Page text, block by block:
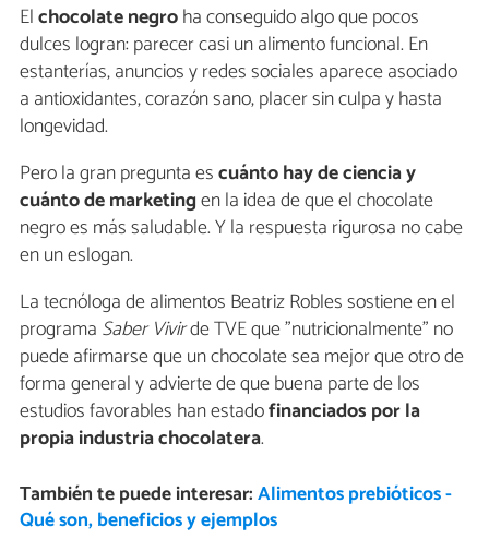
Elchocolate negroha conseguido algo que pocos
dulces logran: parecer casi un alimento funcional. En
estanterías, anuncios y redes sociales aparece asociado
a antioxidantes, corazón sano, placer sin culpa y hasta
longevidad.
Pero la gran pregunta escuánto hay de ciencia y
cuánto de marketingen la idea de que el chocolate
negro es más saludable. Y la respuesta rigurosa no cabe
en un eslogan.
La tecnóloga de alimentos Beatriz Robles sostiene en el
programa Saber Vivirde TVE que "nutricionalmente" no
puede afirmarse que un chocolate sea mejor que otro de
forma general y advierte de que buena parte de los
estudios favorables han estadofinanciados por la
propia industria chocolatera.
También te puede interesar:Alimentos prebióticos -
Qué son, beneficios y ejemplos